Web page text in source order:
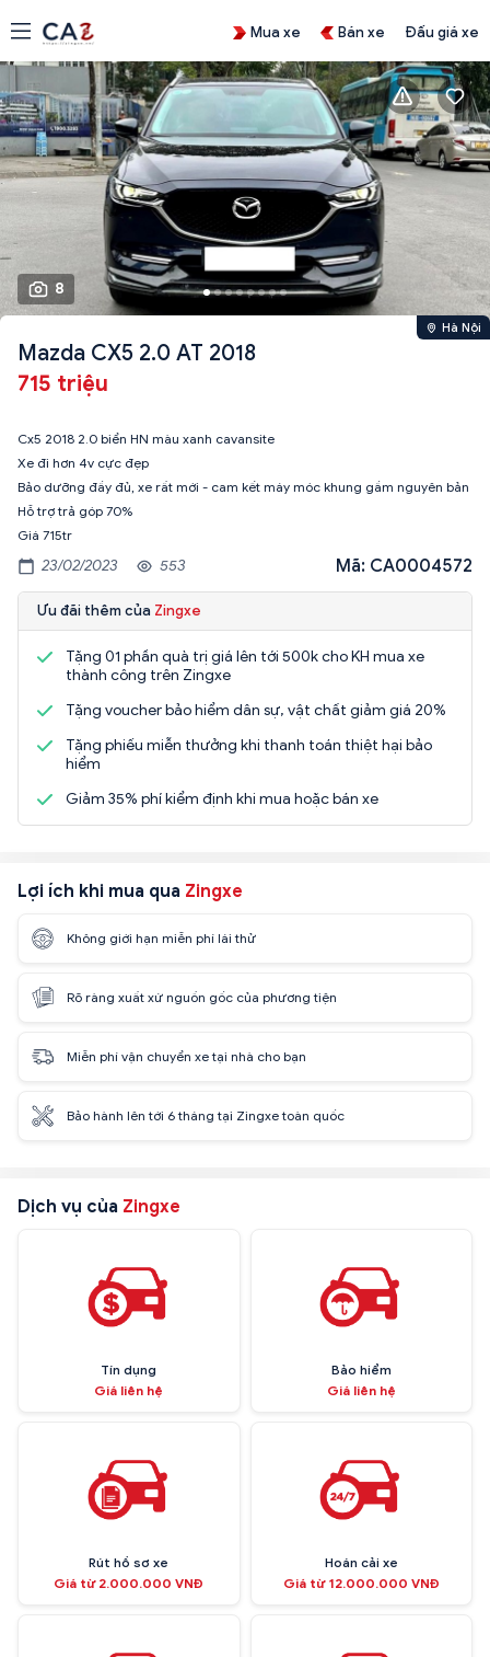
Mua xe Bán xe Đấu giá xe
8
Hà Nội
Mazda CX5 2.0 AT 2018
715 triệu
Cx5 2018 2.0 biển HN màu xanh cavansite
Xe đi hơn 4v cực đẹp
Bảo dưỡng đầy đủ, xe rất mới - cam kết máy móc khung gầm nguyên bản
Hỗ trợ trả góp 70%
Giá 715tr
23/02/2023 553 Mã: CA0004572
Ưu đãi thêm của Zingxe
Tặng 01 phần quà trị giá lên tới 500k cho KH mua xe
thành công trên Zingxe
Tặng voucher bảo hiểm dân sự, vật chất giảm giá 20%
Tặng phiếu miễn thưởng khi thanh toán thiệt hại bảo
hiểm
Giảm 35% phí kiểm định khi mua hoặc bán xe
Lợi ích khi mua qua Zingxe
Không giới hạn miễn phí lái thử
Rõ ràng xuất xứ nguồn gốc của phương tiện
Miễn phí vận chuyển xe tại nhà cho bạn
Bảo hành lên tới 6 tháng tại Zingxe toàn quốc
Dịch vụ của Zingxe
Tín dụng
Giá liên hệ
Bảo hiểm
Giá liên hệ
Rút hồ sơ xe
Giá từ 2.000.000 VNĐ
Hoán cải xe
Giá từ 12.000.000 VNĐ